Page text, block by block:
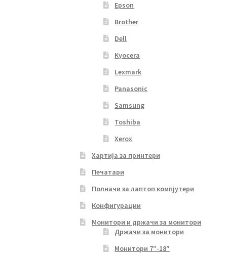
Epson
Brother
Dell
Kyocera
Lexmark
Panasonic
Samsung
Toshiba
Xerox
Хартија за принтери
Печатари
Полначи за лаптоп компјутери
Конфигурации
Монитори и држачи за монитори
Држачи за монитори
Монитори 7″-18″